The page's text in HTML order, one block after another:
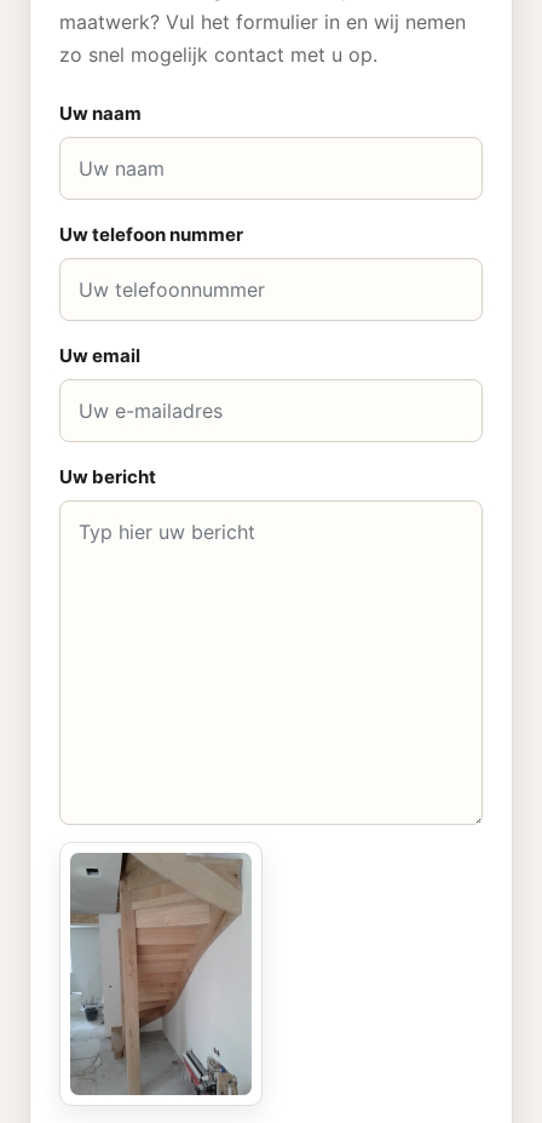
maatwerk? Vul het formulier in en wij nemen
zo snel mogelijk contact met u op.
Uw naam
Uw telefoon nummer
Uw email
Uw bericht